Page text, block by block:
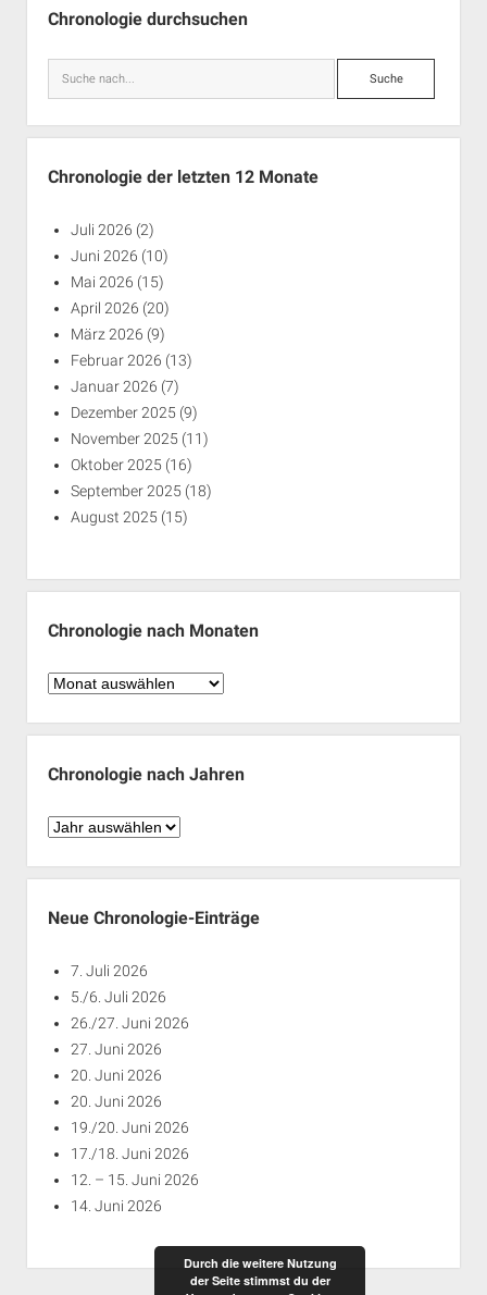
Chronologie durchsuchen
Suche
Chronologie der letzten 12 Monate
Juli 2026 (2)
Juni 2026 (10)
Mai 2026 (15)
April 2026 (20)
März 2026 (9)
Februar 2026 (13)
Januar 2026 (7)
Dezember 2025 (9)
November 2025 (11)
Oktober 2025 (16)
September 2025 (18)
August 2025 (15)
Chronologie nach Monaten
Chronologie
Monaten
Chronologie nach Jahren
Chronologie
Jahren
Neue Chronologie-Einträge
7. Juli 2026
5./6. Juli 2026
26./27. Juni 2026
27. Juni 2026
20. Juni 2026
20. Juni 2026
19./20. Juni 2026
17./18. Juni 2026
12. – 15. Juni 2026
14. Juni 2026
Durch die weitere Nutzung
der Seite stimmst du der